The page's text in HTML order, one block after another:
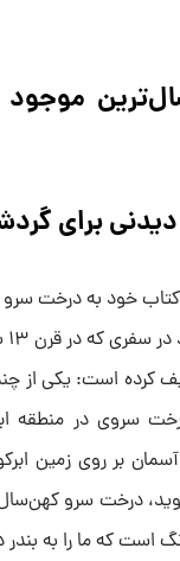
برای
خود به درخت سرو
کرده است: یکی از
درخت سروی در منطقه
بر روی زمین
درخت سرو
است که ما را به